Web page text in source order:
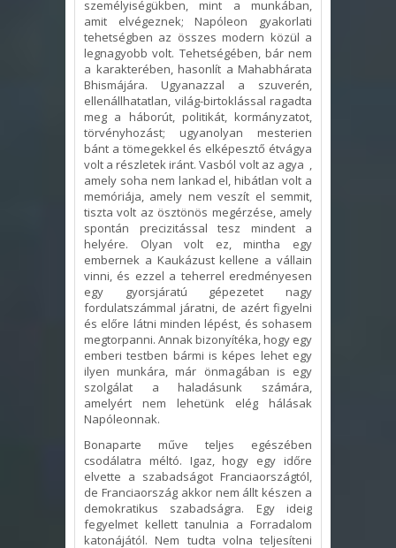
személyiségükben, mint a munkában,
amit elvégeznek; Napóleon gyakorlati
tehetségben az összes modern közül a
legnagyobb volt. Tehetségében, bár nem
a karakterében, hasonlít a Mahabhárata
Bhismájára. Ugyanazzal a szuverén,
ellenállhatatlan, világ-birtoklással ragadta
meg a háborút, politikát, kormányzatot,
törvényhozást; ugyanolyan mesterien
bánt a tömegekkel és elképesztő étvágya
volt a részletek iránt. Vasból volt az agya ,
amely soha nem lankad el, hibátlan volt a
memóriája, amely nem veszít el semmit,
tiszta volt az ösztönös megérzése, amely
spontán precizitással tesz mindent a
helyére. Olyan volt ez, mintha egy
embernek a Kaukázust kellene a vállain
vinni, és ezzel a teherrel eredményesen
egy gyorsjáratú gépezetet nagy
fordulatszámmal járatni, de azért figyelni
és előre látni minden lépést, és sohasem
megtorpanni. Annak bizonyítéka, hogy egy
emberi testben bármi is képes lehet egy
ilyen munkára, már önmagában is egy
szolgálat a haladásunk számára,
amelyért nem lehetünk elég hálásak
Napóleonnak.
Bonaparte műve teljes egészében
csodálatra méltó. Igaz, hogy egy időre
elvette a szabadságot Franciaországtól,
de Franciaország akkor nem állt készen a
demokratikus szabadságra. Egy ideig
fegyelmet kellett tanulnia a Forradalom
katonájától. Nem tudta volna teljesíteni